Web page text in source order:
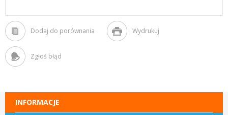
Dodaj do porównania Wydrukuj
Zgłoś błąd
INFORMACJE